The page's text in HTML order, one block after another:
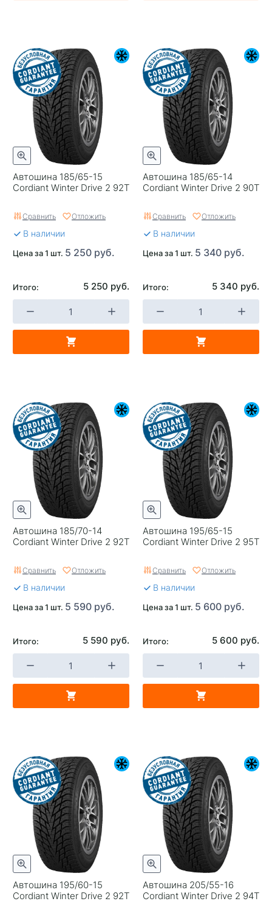
Автошина 185/65-15
Cordiant Winter Drive 2 92T
Сравнить Отложить
В наличии
Цена за 1 шт. 5 250 руб.
Итого: 5 250 руб.
Автошина 185/65-14
Cordiant Winter Drive 2 90T
Сравнить Отложить
В наличии
Цена за 1 шт. 5 340 руб.
Итого: 5 340 руб.
Автошина 185/70-14
Cordiant Winter Drive 2 92T
Сравнить Отложить
В наличии
Цена за 1 шт. 5 590 руб.
Итого: 5 590 руб.
Автошина 195/65-15
Cordiant Winter Drive 2 95T
Сравнить Отложить
В наличии
Цена за 1 шт. 5 600 руб.
Итого: 5 600 руб.
Автошина 195/60-15
Cordiant Winter Drive 2 92T
Автошина 205/55-16
Cordiant Winter Drive 2 94T